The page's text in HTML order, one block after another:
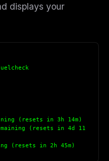
displays your
(resets in 3h 14m)
(resets in 4d 11
(resets in 2h 45m)